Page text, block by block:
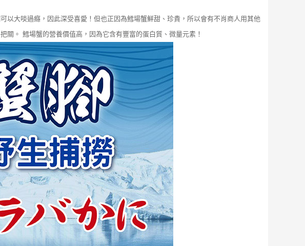
大啖過癮，因此深受喜愛！但也正因為鱈場蟹鮮甜、珍貴，所以會有不肖商人用其他
。 鱈場蟹的營養價值高，因為它含有豐富的蛋白質、微量元素！